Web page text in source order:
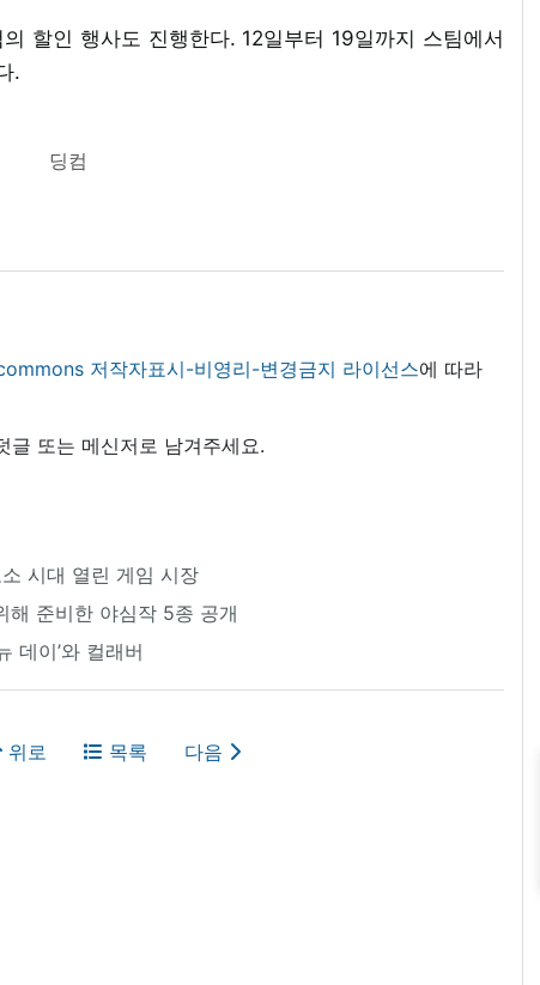
할인 행사도 진행한다. 12일부터 19일까지 스팀에서
.
딩컴
저작자표시-비영리-변경금지 라이선스에 따라
글 또는 메신저로 남겨주세요.
시대 열린 게임 시장
해 준비한 야심작 5종 공개
데이’와 컬래버
위로 목록 다음